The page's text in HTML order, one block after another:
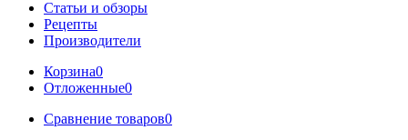
Статьи и обзоры
Рецепты
Производители
Корзина0
Отложенные0
Сравнение товаров0